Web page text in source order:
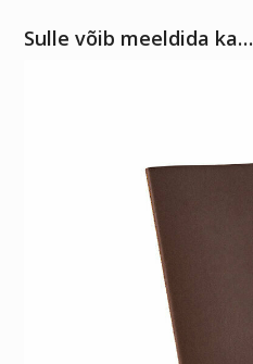
Sulle võib meeldida ka…